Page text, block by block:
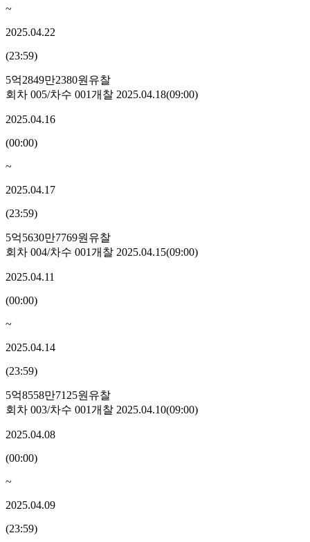
~
2025.04.22
(23:59)
5억2849만2380원 유찰
회차 005/차수 001개찰 2025.04.18(09:00)
2025.04.16
(00:00)
~
2025.04.17
(23:59)
5억5630만7769원 유찰
회차 004/차수 001개찰 2025.04.15(09:00)
2025.04.11
(00:00)
~
2025.04.14
(23:59)
5억8558만7125원 유찰
회차 003/차수 001개찰 2025.04.10(09:00)
2025.04.08
(00:00)
~
2025.04.09
(23:59)